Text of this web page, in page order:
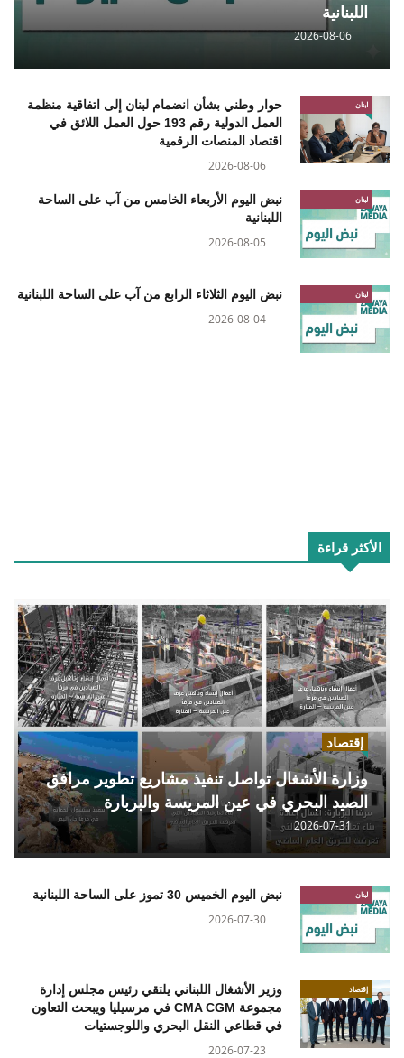
اللبنانية
2026-08-06
لبنان
حوار وطني بشأن انضمام لبنان إلى اتفاقية منظمة
العمل الدولية رقم 193 حول العمل اللائق في
اقتصاد المنصات الرقمية
2026-08-06
لبنان
نبض اليوم الأربعاء الخامس من آب على الساحة
اللبنانية
2026-08-05
لبنان نبض اليوم الثلاثاء الرابع من آب على الساحة اللبنانية
2026-08-04
الأكثر قراءة
إقتصاد
وزارة الأشغال تواصل تنفيذ مشاريع تطوير مرافق
الصيد البحري في عين المريسة والبربارة
2026-07-31
لبنان نبض اليوم الخميس 30 تموز على الساحة اللبنانية
2026-07-30
إقتصاد
وزير الأشغال اللبناني يلتقي رئيس مجلس إدارة
مجموعة CMA CGM في مرسيليا ويبحث التعاون
في قطاعي النقل البحري واللوجستيات
2026-07-23